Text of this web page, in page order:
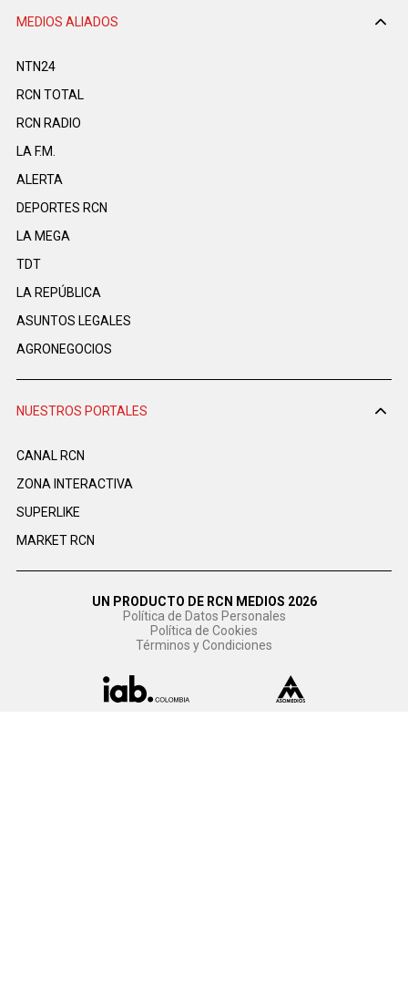
MEDIOS ALIADOS
NTN24
RCN TOTAL
RCN RADIO
LA F.M.
ALERTA
DEPORTES RCN
LA MEGA
TDT
LA REPÚBLICA
ASUNTOS LEGALES
AGRONEGOCIOS
NUESTROS PORTALES
CANAL RCN
ZONA INTERACTIVA
SUPERLIKE
MARKET RCN
UN PRODUCTO DE RCN MEDIOS 2026
Política de Datos Personales
Política de Cookies
Términos y Condiciones